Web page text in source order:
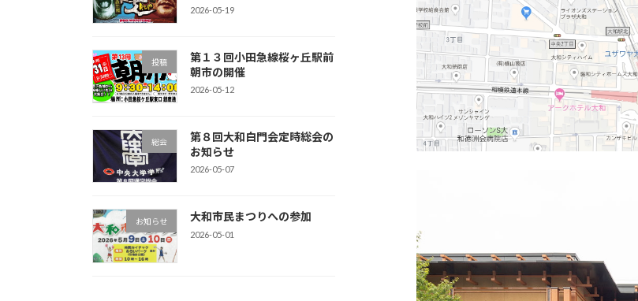
2026-05-19
投稿
第１３回小田急線桜ヶ丘駅前
朝市の開催
2026-05-12
総会
第８回大和白門会定時総会の
お知らせ
2026-05-07
お知らせ 大和市民まつりへの参加
2026-05-01